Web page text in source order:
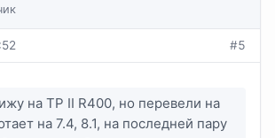
#5
на TP II R400, но перевели на
на 7.4, 8.1, на последней пару